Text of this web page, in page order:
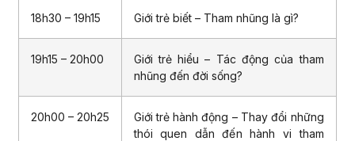
18h30 – 19h15 Giới trẻ biết – Tham nhũng là gì?
19h15 – 20h00
Giới trẻ hiểu – Tác động của tham
nhũng đến đời sống?
20h00 – 20h25
Giới trẻ hành động – Thay đổi những
thói quen dẫn đến hành vi tham